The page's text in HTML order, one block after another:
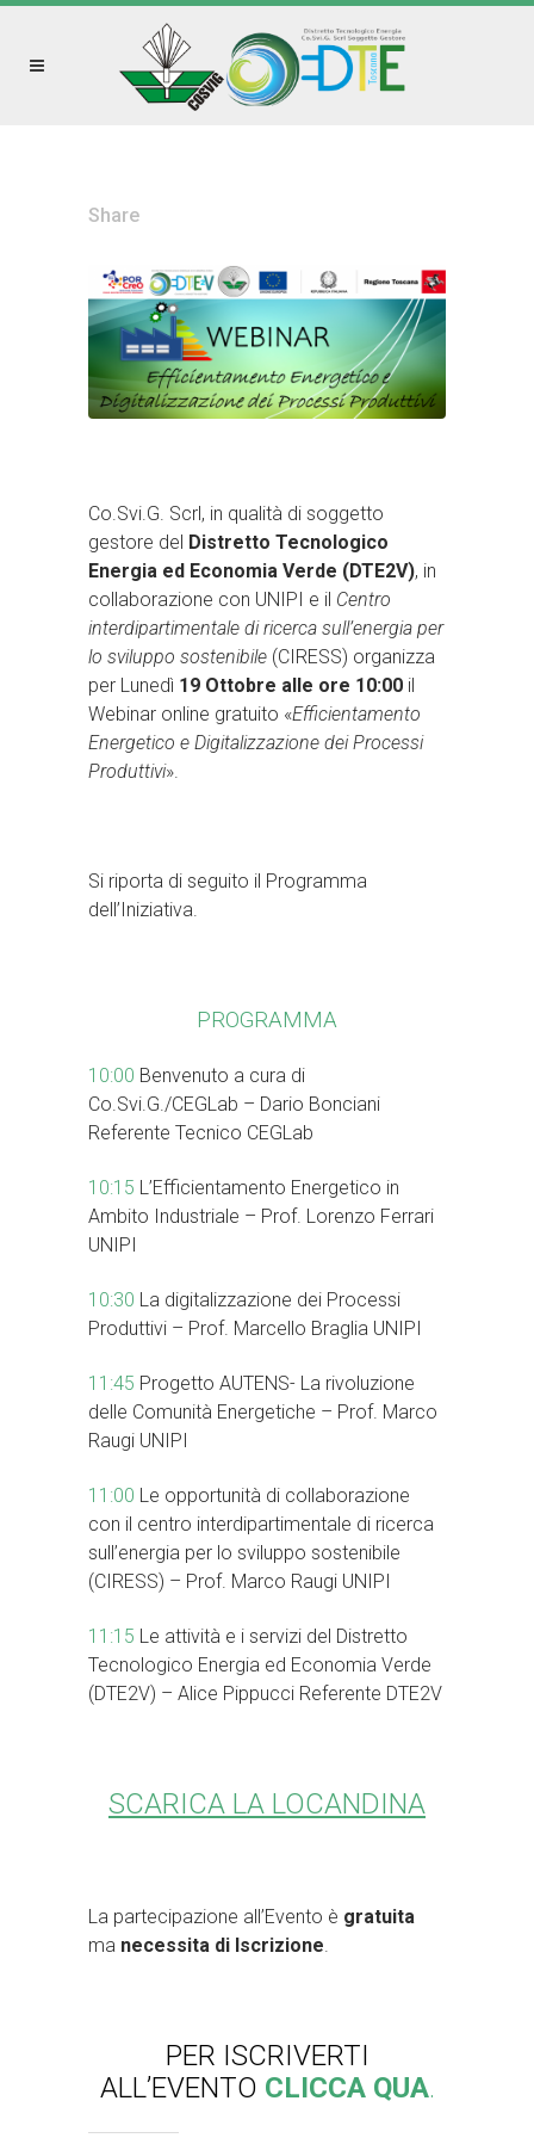
Share
Co.Svi.G. Scrl, in qualità di soggetto
gestore del Distretto Tecnologico
Energia ed Economia Verde (DTE2V), in
collaborazione con UNIPI e il Centro
interdipartimentale di ricerca sull’energia per
lo sviluppo sostenibile (CIRESS) organizza
per Lunedì 19 Ottobre alle ore 10:00 il
Webinar online gratuito «Efficientamento
Energetico e Digitalizzazione dei Processi
Produttivi».
Si riporta di seguito il Programma
dell’Iniziativa.
PROGRAMMA
10:00 Benvenuto a cura di
Co.Svi.G./CEGLab – Dario Bonciani
Referente Tecnico CEGLab
10:15 L’Efficientamento Energetico in
Ambito Industriale – Prof. Lorenzo Ferrari
UNIPI
10:30 La digitalizzazione dei Processi
Produttivi – Prof. Marcello Braglia UNIPI
11:45 Progetto AUTENS- La rivoluzione
delle Comunità Energetiche – Prof. Marco
Raugi UNIPI
11:00 Le opportunità di collaborazione
con il centro interdipartimentale di ricerca
sull’energia per lo sviluppo sostenibile
(CIRESS) – Prof. Marco Raugi UNIPI
11:15 Le attività e i servizi del Distretto
Tecnologico Energia ed Economia Verde
(DTE2V) – Alice Pippucci Referente DTE2V
SCARICA LA LOCANDINA
La partecipazione all’Evento è gratuita
ma necessita di Iscrizione.
PER ISCRIVERTI
ALL’EVENTO CLICCA QUA.